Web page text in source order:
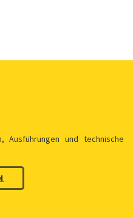
Ausführungen und technische